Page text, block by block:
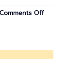
Comments Offon